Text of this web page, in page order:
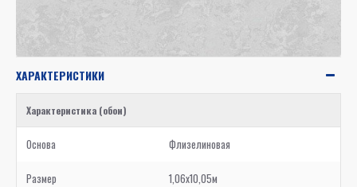
ХАРАКТЕРИСТИКИ
Характеристика (обои)
Основа Флизелиновая
Размер 1,06x10,05м